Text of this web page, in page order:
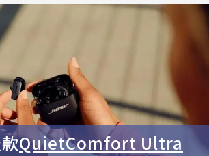
QuietComfort Ultra